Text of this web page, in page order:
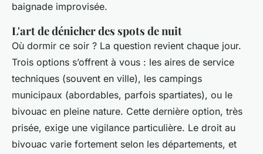
baignade improvisée.
L'art de dénicher des spots de nuit
Où dormir ce soir ? La question revient chaque jour.
Trois options s’offrent à vous : les aires de service
techniques (souvent en ville), les campings
municipaux (abordables, parfois spartiates), ou le
bivouac en pleine nature. Cette dernière option, très
prisée, exige une vigilance particulière. Le droit au
bivouac varie fortement selon les départements, et